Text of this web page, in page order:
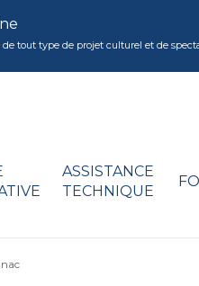
tout type de projet culturel et de
ASSISTANCE
TECHNIQUE